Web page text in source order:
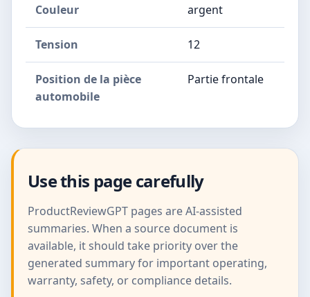
Couleur argent
Tension 12
Position de la pièce
automobile
Partie frontale
Use this page carefully
ProductReviewGPT pages are AI-assisted
summaries. When a source document is
available, it should take priority over the
generated summary for important operating,
warranty, safety, or compliance details.